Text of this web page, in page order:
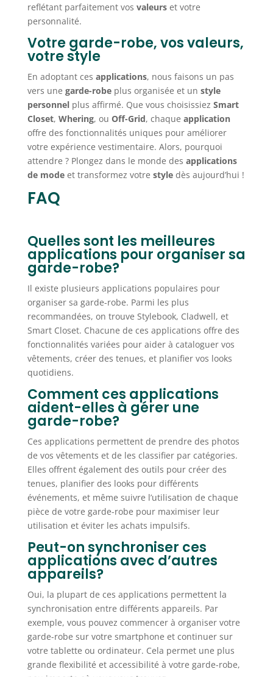
reflétant parfaitement vos valeurset votre
personnalité.
Votre garde-robe, vos valeurs,
votre style
En adoptant ces applications, nous faisons un pas
vers une garde-robeplus organisée et un style
personnelplus affirmé. Que vous choisissiez Smart
Closet, Whering, ou Off-Grid, chaque application
offre des fonctionnalités uniques pour améliorer
votre expérience vestimentaire. Alors, pourquoi
attendre ? Plongez dans le monde des applications
de modeet transformez votre styledès aujourd’hui !
FAQ
Quelles sont les meilleures
applications pour organiser sa
garde-robe?
Il existe plusieurs applications populaires pour
organiser sa garde-robe. Parmi les plus
recommandées, on trouve Stylebook, Cladwell, et
Smart Closet. Chacune de ces applications offre des
fonctionnalités variées pour aider à cataloguer vos
vêtements, créer des tenues, et planifier vos looks
quotidiens.
Comment ces applications
aident-elles à gérer une
garde-robe?
Ces applications permettent de prendre des photos
de vos vêtements et de les classifier par catégories.
Elles offrent également des outils pour créer des
tenues, planifier des looks pour différents
événements, et même suivre l’utilisation de chaque
pièce de votre garde-robe pour maximiser leur
utilisation et éviter les achats impulsifs.
Peut-on synchroniser ces
applications avec d’autres
appareils?
Oui, la plupart de ces applications permettent la
synchronisation entre différents appareils. Par
exemple, vous pouvez commencer à organiser votre
garde-robe sur votre smartphone et continuer sur
votre tablette ou ordinateur. Cela permet une plus
grande flexibilité et accessibilité à votre garde-robe,